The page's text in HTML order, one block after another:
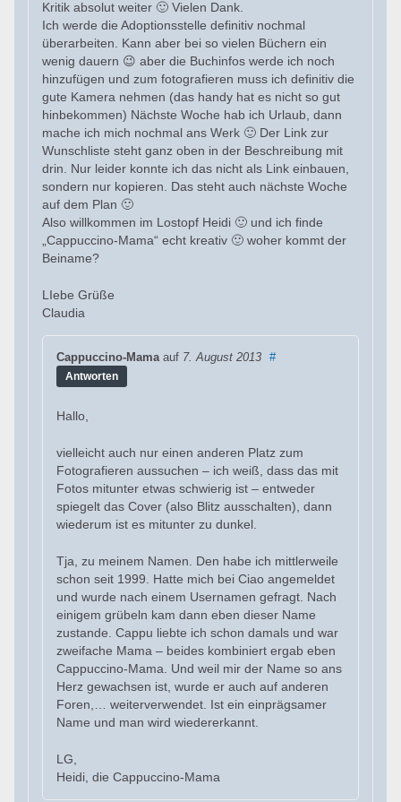
Kritik absolut weiter 🙂 Vielen Dank.
Ich werde die Adoptionsstelle definitiv nochmal
überarbeiten. Kann aber bei so vielen Büchern ein
wenig dauern 😉 aber die Buchinfos werde ich noch
hinzufügen und zum fotografieren muss ich definitiv die
gute Kamera nehmen (das handy hat es nicht so gut
hinbekommen) Nächste Woche hab ich Urlaub, dann
mache ich mich nochmal ans Werk 🙂 Der Link zur
Wunschliste steht ganz oben in der Beschreibung mit
drin. Nur leider konnte ich das nicht als Link einbauen,
sondern nur kopieren. Das steht auch nächste Woche
auf dem Plan 🙂
Also willkommen im Lostopf Heidi 🙂 und ich finde
„Cappuccino-Mama“ echt kreativ 🙂 woher kommt der
Beiname?
LIebe Grüße
Claudia
Cappuccino-Mamaauf 7. August 2013
#
Antworten
Hallo,
vielleicht auch nur einen anderen Platz zum
Fotografieren aussuchen – ich weiß, dass das mit
Fotos mitunter etwas schwierig ist – entweder
spiegelt das Cover (also Blitz ausschalten), dann
wiederum ist es mitunter zu dunkel.
Tja, zu meinem Namen. Den habe ich mittlerweile
schon seit 1999. Hatte mich bei Ciao angemeldet
und wurde nach einem Usernamen gefragt. Nach
einigem grübeln kam dann eben dieser Name
zustande. Cappu liebte ich schon damals und war
zweifache Mama – beides kombiniert ergab eben
Cappuccino-Mama. Und weil mir der Name so ans
Herz gewachsen ist, wurde er auch auf anderen
Foren,… weiterverwendet. Ist ein einprägsamer
Name und man wird wiedererkannt.
LG,
Heidi, die Cappuccino-Mama